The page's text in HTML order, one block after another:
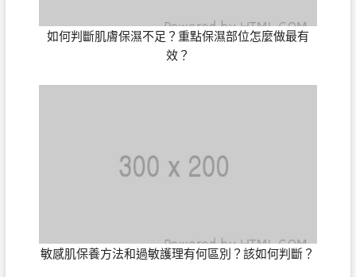
如何判斷肌膚保濕不足？重點保濕部位怎麼做最有
效？
敏感肌保養方法和過敏護理有何區別？該如何判斷？